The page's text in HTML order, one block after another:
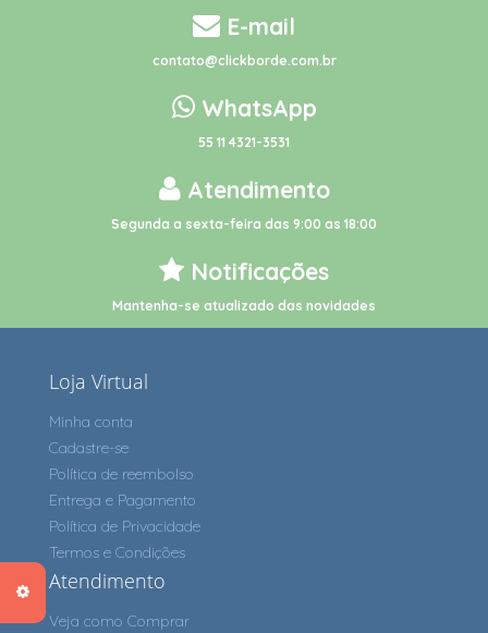
E-mail
contato@clickborde.com.br
WhatsApp
55 11 4321-3531
Atendimento
Segunda a sexta-feira das 9:00 as 18:00
Notificações
Mantenha-se atualizado das novidades
Loja Virtual
Minha conta
Cadastre-se
Política de reembolso
Entrega e Pagamento
Política de Privacidade
Termos e Condições
Atendimento
Veja como Comprar